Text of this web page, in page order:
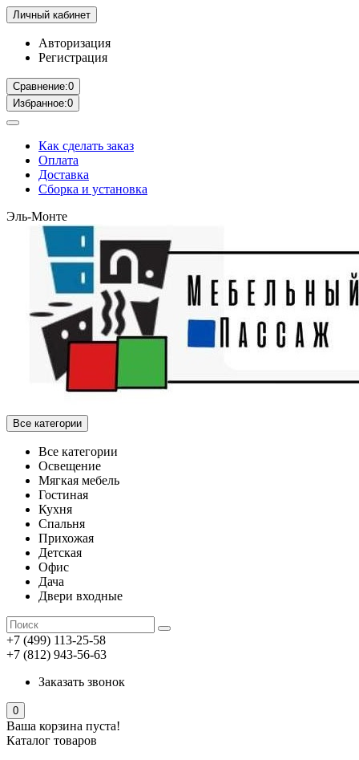
Личный кабинет
Авторизация
Регистрация
Сравнение:0
Избранное:0
Как сделать заказ
Оплата
Доставка
Сборка и установка
Эль-Монте
Все категории
Все категории
Освещение
Мягкая мебель
Гостиная
Кухня
Спальня
Прихожая
Детская
Офис
Дача
Двери входные
+7 (499) 113-25-58
+7 (812) 943-56-63
Заказать звонок
0
Ваша корзина пуста!
Каталог товаров